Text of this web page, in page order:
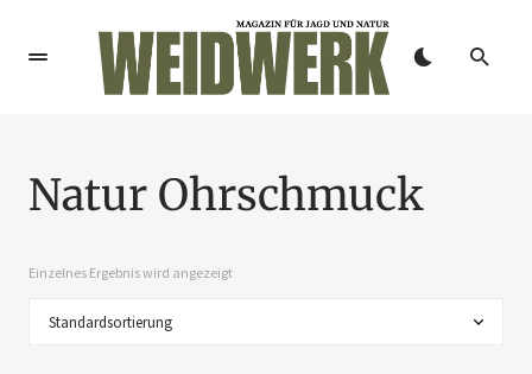
Natur Ohrschmuck
Einzelnes Ergebnis wird angezeigt